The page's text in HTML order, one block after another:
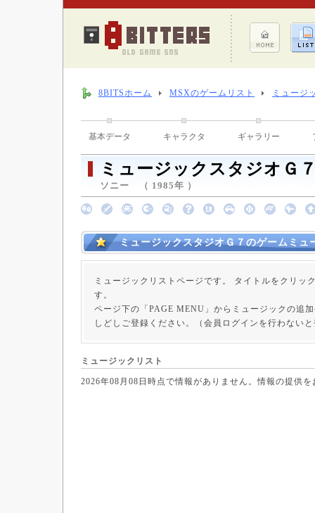
8BITSホーム MSXのゲームリスト ミュージ
基本データ キャラクタ ギャラリー
ミュージックスタジオＧ
ソニー （ 1985年 ）
ミュージックスタジオＧ７のゲームミュ
ミュージックリストページです。 タイトルをクリッ
す。
ページ下の「PAGE MENU」からミュージックの追
しどしご登録ください。（会員ログインを行わない
ミュージックリスト
2026年08月08日時点で情報がありません。情報の提供